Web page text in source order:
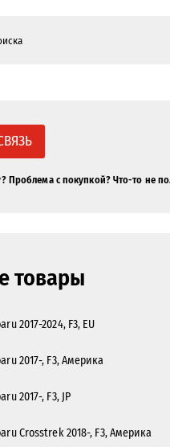
Проблема с покупкой? Что-то не
товары
2017-2024, F3, EU
2017-, F3, Америка
2017-, F3, JP
Crosstrek 2018-, F3, Америка